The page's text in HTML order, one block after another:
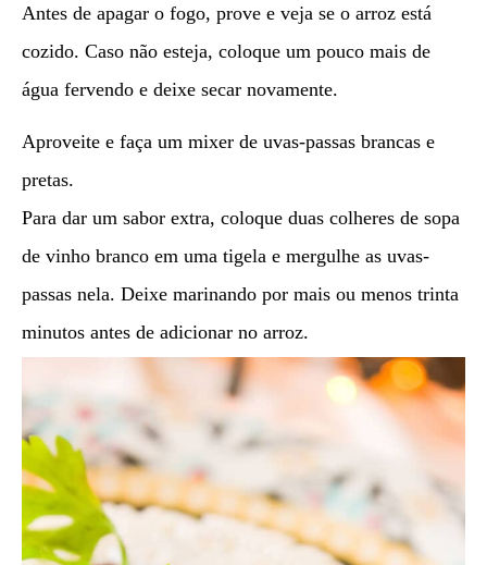
Antes de apagar o fogo, prove e veja se o arroz está
cozido. Caso não esteja, coloque um pouco mais de
água fervendo e deixe secar novamente.
Aproveite e faça um mixer de uvas-passas brancas e
pretas.
Para dar um sabor extra, coloque duas colheres de sopa
de vinho branco em uma tigela e mergulhe as uvas-
passas nela. Deixe marinando por mais ou menos trinta
minutos antes de adicionar no arroz.